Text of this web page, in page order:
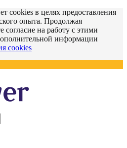
cookies в целях предоставления
опыта. Продолжая
согласие на работу с этими
информации
cookies